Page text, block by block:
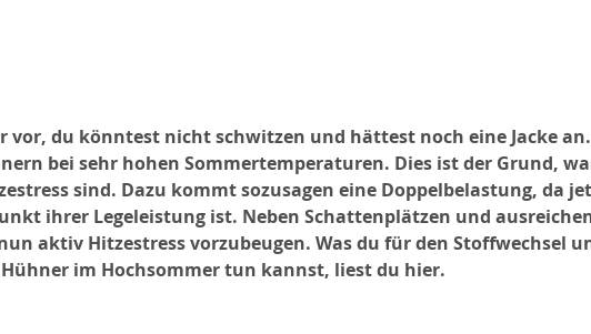
vor, du könntest nicht schwitzen und hättest noch eine Jacke
bei sehr hohen Sommertemperaturen. Dies ist der Grund,
sind. Dazu kommt sozusagen eine Doppelbelastung, da
ihrer Legeleistung ist. Neben Schattenplätzen und
aktiv Hitzestress vorzubeugen. Was du für den Stoffwechsel
im Hochsommer tun kannst, liest du hier.